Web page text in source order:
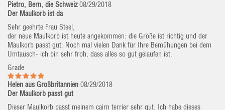
Pietro, Bern, die Schweiz 08/29/2018
Der Maulkorb ist da
Sehr geehrte Frau Steel,
der neue Maulkorb ist heute angekommen: die Größe ist richtig und der
Maulkorb passt gut. Noch mal vielen Dank für Ihre Bemühungen bei dem
Umtausch- ich bin sehr froh, dass alles so gut gelaufen ist.
Grade
Helen aus Großbritannien 08/29/2018
Der Maulkorb passt gut
Dieser Maulkorb passt meinem cairn terrier sehr gut. Ich habe dieses